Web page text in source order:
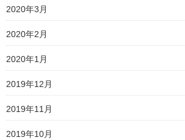
2020年3月
2020年2月
2020年1月
2019年12月
2019年11月
2019年10月